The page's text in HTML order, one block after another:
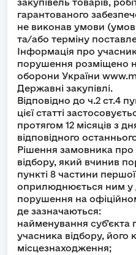
закупівель товарів,
гарантованого
не виконав умови
та/або терміну
Інформація про
порушення розміщено
оборони України
Державні закупівлі.
Відповідно до ч.2 ст.4
цієї статті
протягом 12 місяців з
відповідного
Рішення замовника про
відбору, який вчинив
пункті 8 частини першої
оприлюднюється ним у
порушення на
де зазначаються:
найменування
учасника відбору,
місцезнаходження;